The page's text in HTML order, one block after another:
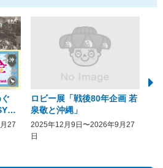
27
ロビー展「戦後80年企画 若
泉敬と沖縄」
2025年12月9日〜2026年9月27
日